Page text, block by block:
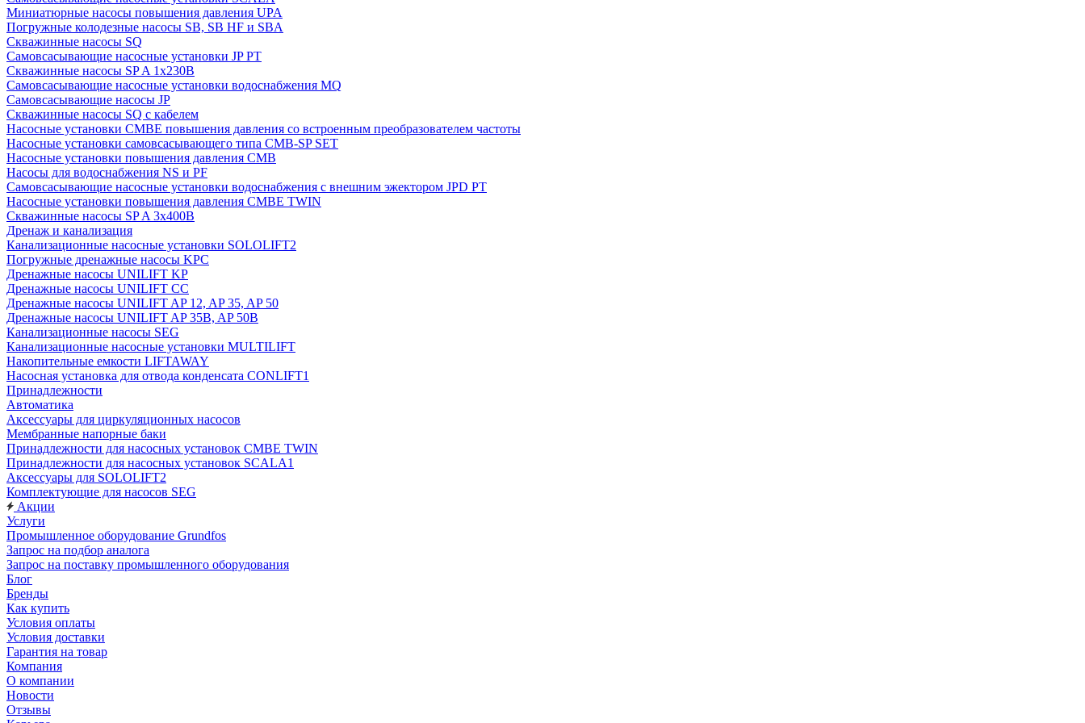
Миниатюрные насосы повышения давления UPA
Погружные колодезные насосы SB, SB HF и SBA
Скважинные насосы SQ
Самовсасывающие насосные установки JP PT
Скважинные насосы SP A 1x230В
Самовсасывающие насосные установки водоснабжения MQ
Самовсасывающие насосы JP
Скважинные насосы SQ с кабелем
Насосные установки CMBE повышения давления со встроенным преобразователем частоты
Насосные установки самовсасывающего типа CMB-SP SET
Насосные установки повышения давления CMB
Насосы для водоснабжения NS и PF
Самовсасывающие насосные установки водоснабжения с внешним эжектором JPD PT
Насосные установки повышения давления CMBE TWIN
Скважинные насосы SP A 3x400В
Дренаж и канализация
Канализационные насосные установки SOLOLIFT2
Погружные дренажные насосы KPC
Дренажные насосы UNILIFT KP
Дренажные насосы UNILIFT CC
Дренажные насосы UNILIFT AP 12, AP 35, AP 50
Дренажные насосы UNILIFT AP 35B, AP 50B
Канализационные насосы SEG
Канализационные насосные установки MULTILIFT
Накопительные емкости LIFTAWAY
Насосная установка для отвода конденсата CONLIFT1
Принадлежности
Автоматика
Аксессуары для циркуляционных насосов
Мембранные напорные баки
Принадлежности для насосных установок CMBE TWIN
Принадлежности для насосных установок SCALA1
Аксессуары для SOLOLIFT2
Комплектующие для насосов SEG
Акции
Услуги
Промышленное оборудование Grundfos
Запрос на подбор аналога
Запрос на поставку промышленного оборудования
Блог
Бренды
Как купить
Условия оплаты
Условия доставки
Гарантия на товар
Компания
О компании
Новости
Отзывы